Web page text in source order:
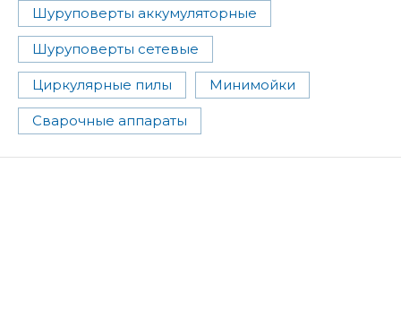
Шуруповерты аккумуляторные
Шуруповерты сетевые
Циркулярные пилы Минимойки
Сварочные аппараты